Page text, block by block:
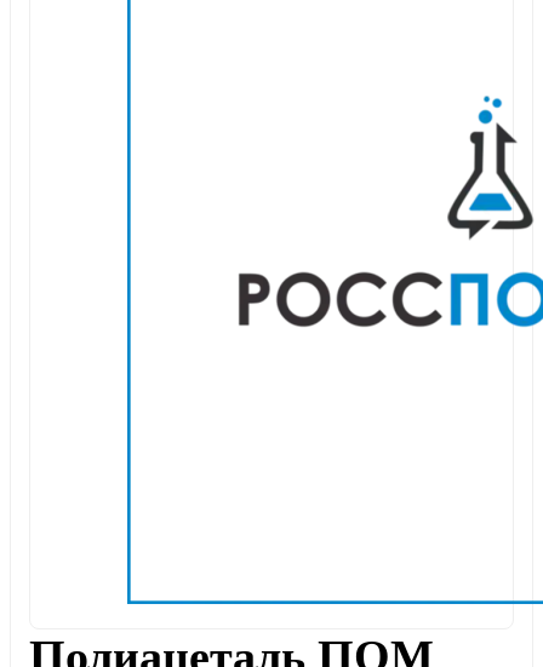
Полиацеталь ПОМ